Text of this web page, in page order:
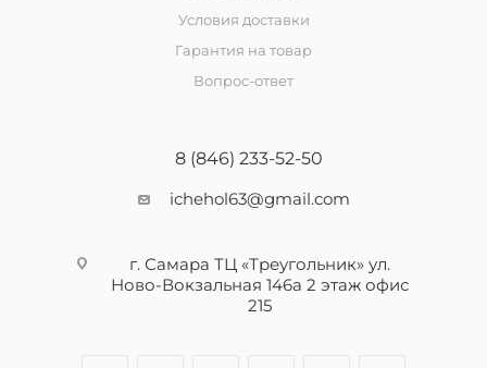
Условия доставки
Гарантия на товар
Вопрос-ответ
8 (846) 233-52-50
ichehol63@gmail.com
г. Самара ТЦ «Треугольник» ул.
Ново-Вокзальная 146а 2 этаж офис
215